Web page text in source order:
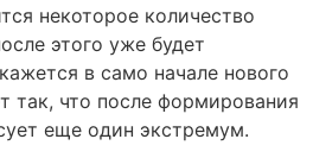
некоторое количество
этого уже будет
в само начале нового
так, что после формирования
еще один экстремум.